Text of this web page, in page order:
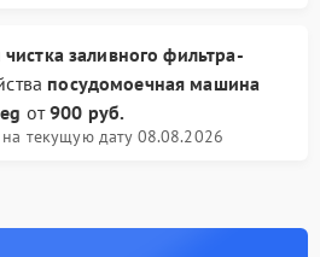
чистка заливного фильтра-
посудомоечная машина
от900 руб.
текущую дату 08.08.2026